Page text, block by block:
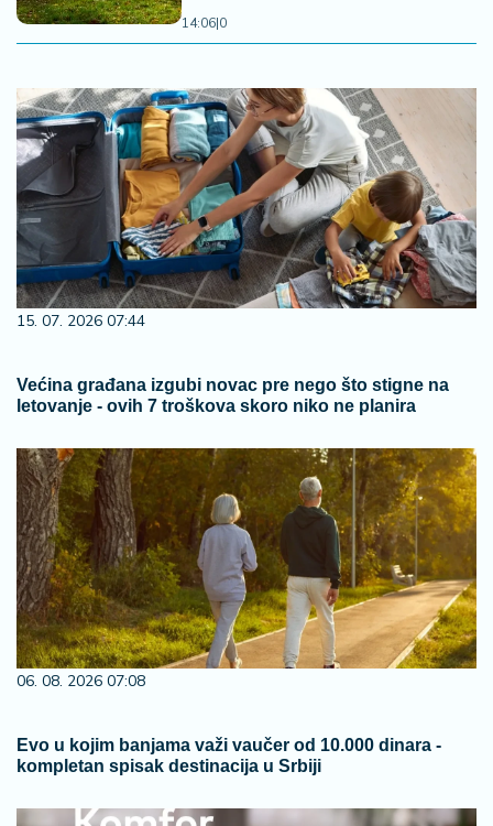
14:06|0
15. 07. 2026 07:44
Većina građana izgubi novac pre nego što stigne na
letovanje - ovih 7 troškova skoro niko ne planira
06. 08. 2026 07:08
Evo u kojim banjama važi vaučer od 10.000 dinara -
kompletan spisak destinacija u Srbiji